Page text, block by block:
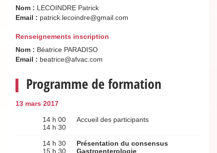
Nom : LECOINDRE Patrick
Email : patrick.lecoindre@gmail.com
Renseignements inscription
Nom : Béatrice PARADISO
Email : beatrice@afvac.com
Programme de formation
13 mars 2017
14 h 00
14 h 30
Accueil des participants
14 h 30
15 h 30
Présentation du consensus
Gastroenterologie